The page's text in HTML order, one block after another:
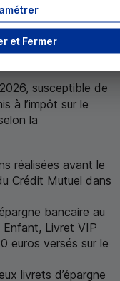
comportements du
a été réalisé entre le
représentatif
plus.↩Retour au
susceptible de
à l’impôt sur le
la
au renvoi 2
réalisées avant le
Crédit Mutuel dans
bancaire au
Enfant, Livret VIP
euros versés sur le
livrets d’épargne
et Fermer